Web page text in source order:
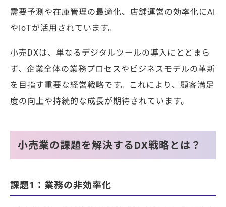
需要予測や在庫管理の最適化、店舗運営の効率化にAI
やIoTが活用されています。
小売DXは、単なるデジタルツールの導入にとどまら
ず、企業全体の業務プロセスやビジネスモデルの革新
を目指す重要な経営戦略です。これにより、顧客満足
度の向上や持続的な成長が期待されています。
小売業の課題を解決するDX戦略とは？
課題1：業務の非効率化